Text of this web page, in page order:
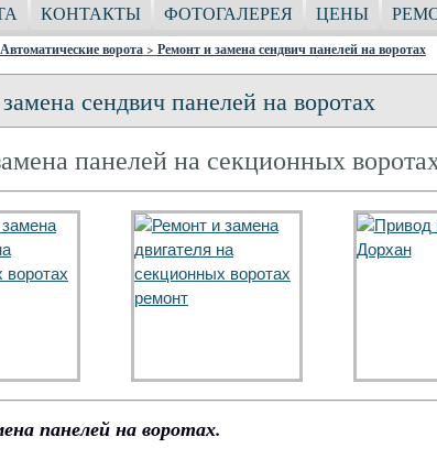
КОНТАКТЫ ФОТОГАЛЕРЕЯ ЦЕНЫ
Автоматические ворота> Ремонт и замена сендвич панелей на воротах
сендвич панелей на воротах
панелей на секционных
панелей на воротах.